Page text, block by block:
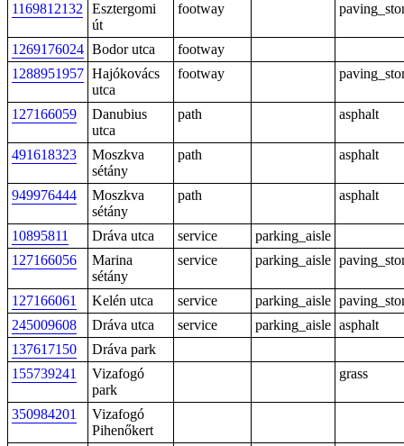
1169812132
Esztergomi
út
footway
1269176024 Bodor utca
footway
1288951957 Hajókovács
utca
footway
127166059
Danubius
utca
path asphalt
491618323
Moszkva
sétány
path asphalt
949976444
Moszkva
sétány
path asphalt
10895811 Dráva utca service
parking_aisle
127166056
Marina
sétány
service parking_aisle
127166061 Kelén utca service parking_aisle
245009608
Dráva utca service parking_aisle asphalt
137617150
Dráva park
155739241
Vizafogó
park
grass
350984201
Vizafogó
Pihenőkert